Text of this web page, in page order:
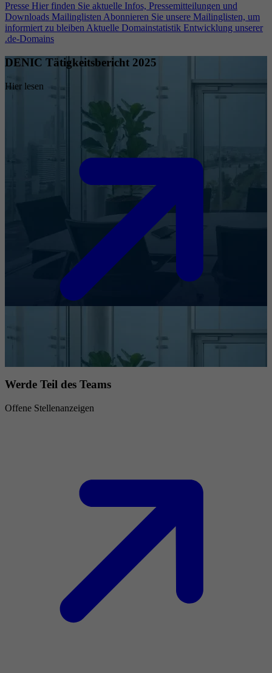
Presse Hier finden Sie aktuelle Infos, Pressemitteilungen und
Downloads Mailinglisten Abonnieren Sie unsere Mailinglisten, um
informiert zu bleiben Aktuelle Domainstatistik Entwicklung unserer
.de-Domains
DENIC Tätigkeitsbericht 2025
Hier lesen
Werde Teil des Teams
Offene Stellenanzeigen